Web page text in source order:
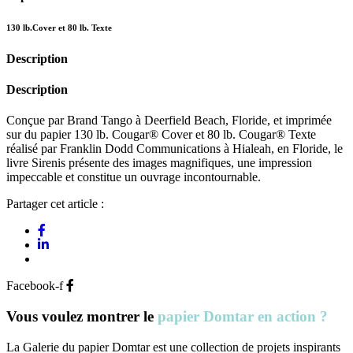
130 lb.Cover et 80 lb. Texte
Description
Description
Conçue par Brand Tango à Deerfield Beach, Floride, et imprimée
sur du papier 130 lb. Cougar® Cover et 80 lb. Cougar® Texte
réalisé par Franklin Dodd Communications à Hialeah, en Floride, le
livre Sirenis présente des images magnifiques, une impression
impeccable et constitue un ouvrage incontournable.
Partager cet article :
Facebook-f
Vous voulez montrer le papier Domtar en action ?
La Galerie du papier Domtar est une collection de projets inspirants